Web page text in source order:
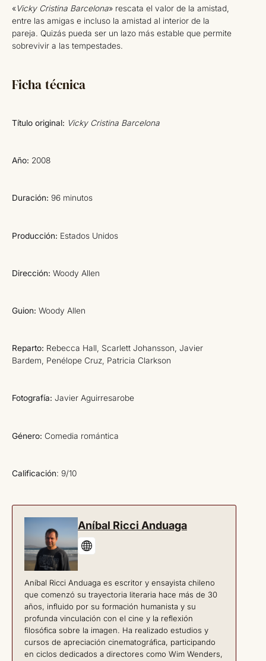
«Vicky Cristina Barcelona» rescata el valor de la amistad,
entre las amigas e incluso la amistad al interior de la
pareja. Quizás pueda ser un lazo más estable que permite
sobrevivir a las tempestades.
Ficha técnica
Título original: Vicky Cristina Barcelona
Año: 2008
Duración: 96 minutos
Producción: Estados Unidos
Dirección: Woody Allen
Guion: Woody Allen
Reparto: Rebecca Hall, Scarlett Johansson, Javier
Bardem, Penélope Cruz, Patricia Clarkson
Fotografía: Javier Aguirresarobe
Género: Comedia romántica
Calificación: 9/10
Aníbal Ricci Anduaga
Aníbal Ricci Anduaga es escritor y ensayista chileno
que comenzó su trayectoria literaria hace más de 30
años, influido por su formación humanista y su
profunda vinculación con el cine y la reflexión
filosófica sobre la imagen. Ha realizado estudios y
cursos de apreciación cinematográfica, participando
en ciclos dedicados a directores como Wim Wenders,